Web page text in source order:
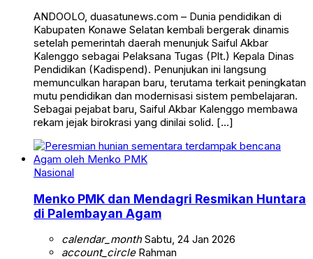
ANDOOLO, duasatunews.com – Dunia pendidikan di
Kabupaten Konawe Selatan kembali bergerak dinamis
setelah pemerintah daerah menunjuk Saiful Akbar
Kalenggo sebagai Pelaksana Tugas (Plt.) Kepala Dinas
Pendidikan (Kadispend). Penunjukan ini langsung
memunculkan harapan baru, terutama terkait peningkatan
mutu pendidikan dan modernisasi sistem pembelajaran.
Sebagai pejabat baru, Saiful Akbar Kalenggo membawa
rekam jejak birokrasi yang dinilai solid. […]
Nasional
Menko PMK dan Mendagri Resmikan Huntara
di Palembayan Agam
calendar_monthSabtu, 24 Jan 2026
account_circleRahman